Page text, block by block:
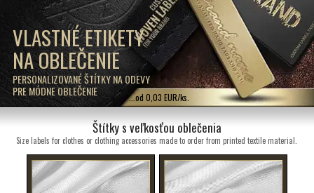
VLASTNÉ ETIKETY
NA OBLEČENIE
PERSONALIZOVANÉ ŠTÍTKY NA ODEVY
PRE MÓDNE OBLEČENIE
...od 0,03 EUR/ks.
Štítky s veľkosťou oblečenia
Size labels for clothes or clothing accessories made to order from printed textile material.